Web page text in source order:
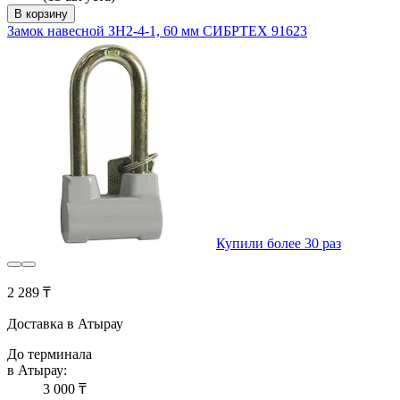
В корзину
Замок навесной ЗН2-4-1, 60 мм СИБРТЕХ 91623
Купили более 30 раз
2 289 ₸
Доставка в Атырау
До терминала
в Атырау:
3 000 ₸